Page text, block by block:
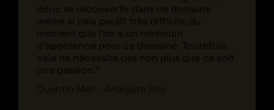
donc se reconvertir dans ce domaine
même si cela paraît très difficile, du
moment que l'on a un minimum
d'appétence pour ce domaine. Toutefois,
cela ne nécessite pas non plus que ce soit
une passion."